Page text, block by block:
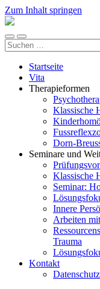
Zum Inhalt springen
naturheilkunde-
Mobile-
Menü
Suchfeld
ein-/ausblenden
Suchen
nach:
Startseite
Vita
Therapieformen
Klassische
Dorn-
Seminare und
Klassische
Seminar:
Innere
Arbeiten
Trauma
Kontakt